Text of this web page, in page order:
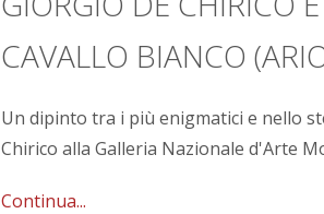
CAVALLO BIANCO
Un dipinto tra i più enigmatici e nello
Chirico alla Galleria Nazionale d'Arte
Continua...